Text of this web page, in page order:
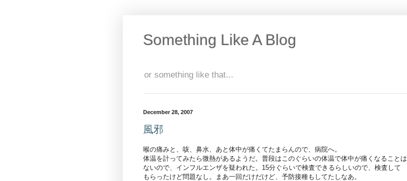
Something Like A Blog
or something like that...
December 28, 2007
風邪
喉の痛みと、咳、鼻水、あと体中が痛くてたまらんので、病院へ。
体温を計ってみたら微熱があるようだ。普段はこのぐらいの体温で体中が痛くなることは
ないので、インフルエンザを疑われた。15分ぐらいで検査できるらしいので、検査して
もらったけど問題なし。まあ一回だけだけど、予防接種もしてたしなあ。